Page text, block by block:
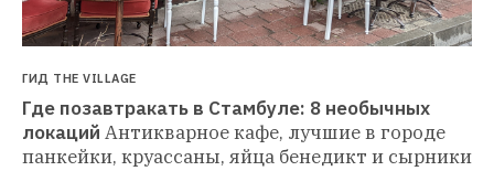
ГИД THE VILLAGE
Где позавтракать в Стамбуле: 8 необычных
локаций Антикварное кафе, лучшие в городе
панкейки, круассаны, яйца бенедикт и сырники